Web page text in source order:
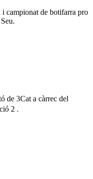
i campionat de botifarra pro
de 3Cat a càrrec del
2 .